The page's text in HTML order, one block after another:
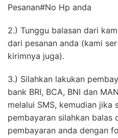
Pesanan#No Hp anda
2.) Tunggu balasan dari
dari pesanan anda (kami
kirimnya juga).
3.) Silahkan lakukan
bank BRI, BCA, BNI dan
melalui SMS, kemudian jika
pembayaran silahkan balas
pembayaran anda dengan